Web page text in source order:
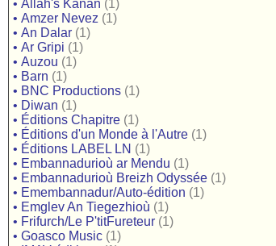
• Allah's Kanañ (1)
• Amzer Nevez (1)
• An Dalar (1)
• Ar Gripi (1)
• Auzou (1)
• Barn (1)
• BNC Productions (1)
• Diwan (1)
• Éditions Chapitre (1)
• Éditions d'un Monde à l'Autre (1)
• Éditions LABEL LN (1)
• Embannadurioù ar Mendu (1)
• Embannadurioù Breizh Odyssée (1)
• Emembannadur/Auto-édition (1)
• Emglev An Tiegezhioù (1)
• Frifurch/Le P'titFureteur (1)
• Goasco Music (1)